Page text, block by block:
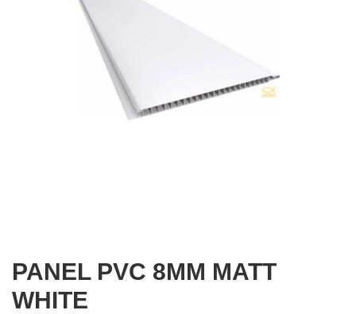
PANEL PVC 8MM MATT
WHITE